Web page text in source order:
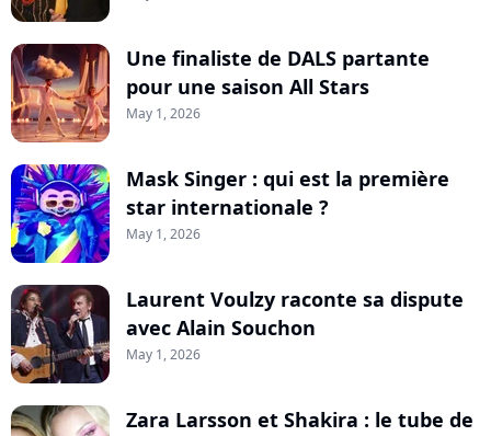
Une finaliste de DALS partante
pour une saison All Stars
May 1, 2026
Mask Singer : qui est la première
star internationale ?
May 1, 2026
Laurent Voulzy raconte sa dispute
avec Alain Souchon
May 1, 2026
Zara Larsson et Shakira : le tube de